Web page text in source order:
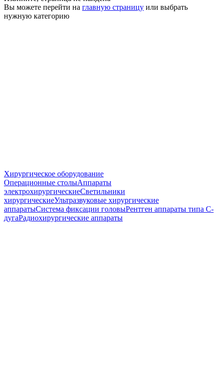
Вы можете перейти на главную страницу или выбрать
нужную категорию
Хирургическое оборудование
Операционные столыАппараты
электрохирургическиеСветильники
хирургическиеУльтразвуковые хирургические
аппаратыСистема фиксации головыРентген аппараты типа С-
дугаРадиохирургические аппараты